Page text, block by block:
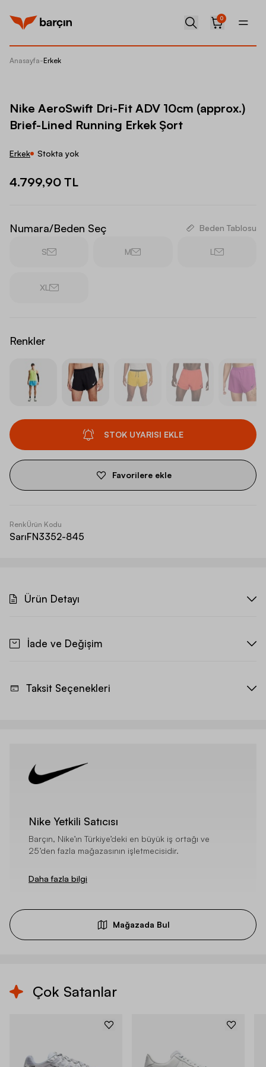
0
Anasayfa-Erkek
Nike AeroSwift Dri-Fit ADV 10cm (approx.)
Brief-Lined Running Erkek Şort
Erkek Stokta yok
4.799,90 TL
Numara/Beden Seç Beden Tablosu
S M L
XL
Renkler
STOK UYARISI EKLE
Favorilere ekle
Renk
Sarı
Ürün Kodu
FN3352-845
Ürün Detayı
İade ve Değişim
Taksit Seçenekleri
Nike Yetkili Satıcısı
Barçın, Nike’ın Türkiye’deki en büyük iş ortağı ve
25’den fazla mağazasının işletmecisidir.
Daha fazla bilgi
Mağazada Bul
Çok Satanlar